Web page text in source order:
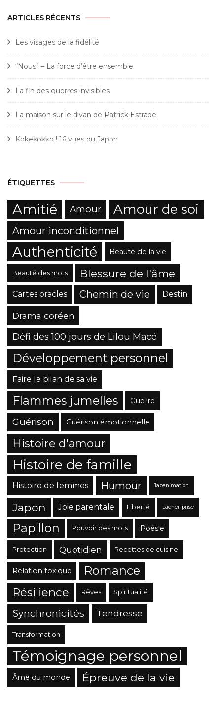
ARTICLES RÉCENTS
Les visages de la fidélité
“Nous” – La force d’être ensemble
La fin des guerres invisibles
La maison sur le divan de Patrick Estrade
Kokekokko ! 16 vues du Japon
ÉTIQUETTES
Amitié Amour Amour de soi
Amour inconditionnel
Authenticité Beauté de la vie
Beauté des mots Blessure de l'âme
Cartes oracles Chemin de vie Destin
Drama coréen
Défi des 100 jours de Lilou Macé
Développement personnel
Faire le bilan de sa vie
Flammes jumelles Guerre
Guérison Guérison émotionnelle
Histoire d'amour
Histoire de famille
Histoire de femmes Humour Japanimation
Japon Joie parentale Liberté Lâcher-prise
Papillon Pouvoir des mots Poésie
Protection Quotidien Recettes de cuisine
Relation toxique Romance
Résilience Rêves Spiritualité
Synchronicités Tendresse
Transformation
Témoignage personnel
Âme du monde Épreuve de la vie